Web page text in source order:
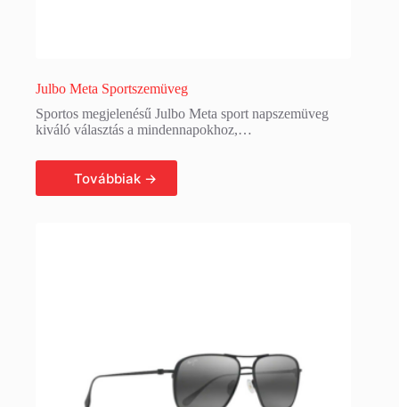
Julbo Meta Sportszemüveg
Sportos megjelenésű Julbo Meta sport napszemüveg
kiváló választás a mindennapokhoz,…
Tovább olvasom